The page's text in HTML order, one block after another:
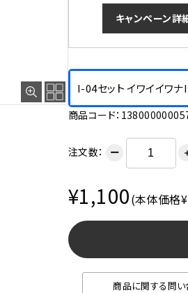
キャンペーン詳
I-04セット イワイイワ
商品コード：
注文数： ー
¥1,100(本体価格
商品に関する問